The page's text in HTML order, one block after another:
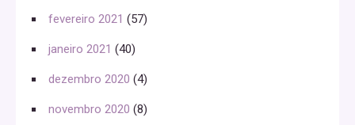
fevereiro 2021 (57)
janeiro 2021 (40)
dezembro 2020 (4)
novembro 2020 (8)